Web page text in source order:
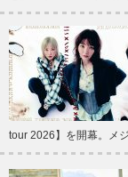
tour 2026】を開幕。メ